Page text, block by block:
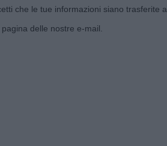
che le tue informazioni siano trasferite a
delle nostre e-mail.